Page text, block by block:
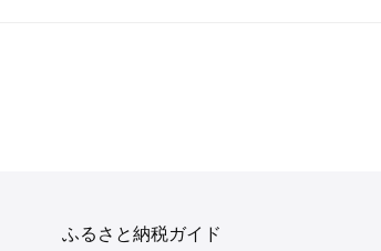
ふるさと納税ガイド